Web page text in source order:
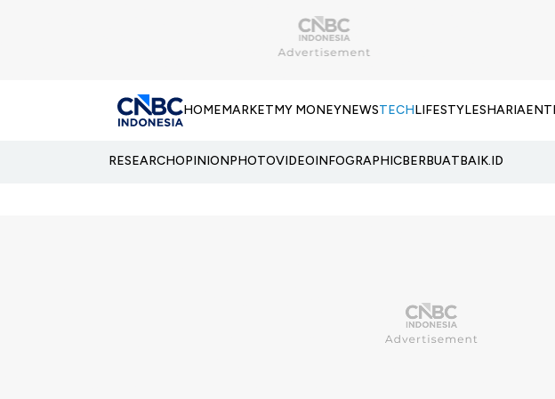
HOMEMARKETMY MONEYNEWSTECHLIFESTYLESHARIA
RESEARCHOPINIONPHOTOVIDEOINFOGRAPHICBERBUATBAIK.ID